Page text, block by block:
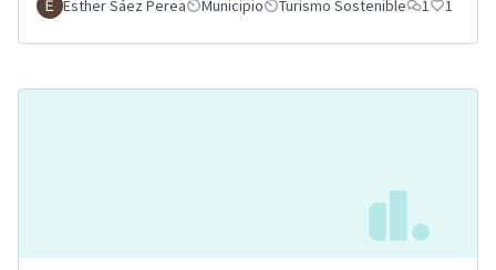
Esther Sáez Perea
Municipio Turismo Sostenible 1 1